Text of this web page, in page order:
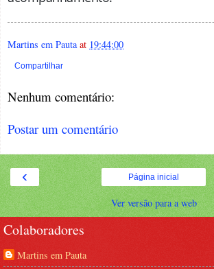
Martins em Pauta at 19:44:00
Compartilhar
Nenhum comentário:
Postar um comentário
‹ Página inicial
Ver versão para a web
Colaboradores
Martins em Pauta